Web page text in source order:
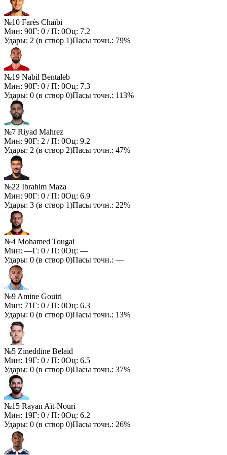
№10 Farès Chaïbi
Мин: 90Г: 0 / П: 0Оц: 7.2
Удары: 2 (в створ 1)Пасы точн.: 79%
№19 Nabil Bentaleb
Мин: 90Г: 0 / П: 0Оц: 7.3
Удары: 0 (в створ 0)Пасы точн.: 113%
№7 Riyad Mahrez
Мин: 90Г: 2 / П: 0Оц: 9.2
Удары: 2 (в створ 2)Пасы точн.: 47%
№22 Ibrahim Maza
Мин: 90Г: 0 / П: 0Оц: 6.9
Удары: 3 (в створ 1)Пасы точн.: 22%
№4 Mohamed Tougai
Мин: —Г: 0 / П: 0Оц: —
Удары: 0 (в створ 0)Пасы точн.: —
№9 Amine Gouiri
Мин: 71Г: 0 / П: 0Оц: 6.3
Удары: 0 (в створ 0)Пасы точн.: 13%
№5 Zineddine Belaid
Мин: 19Г: 0 / П: 0Оц: 6.5
Удары: 0 (в створ 0)Пасы точн.: 37%
№15 Rayan Aït-Nouri
Мин: 19Г: 0 / П: 0Оц: 6.2
Удары: 0 (в створ 0)Пасы точн.: 26%